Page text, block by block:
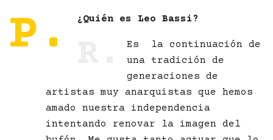
P. ¿Quién es Leo Bassi?
Es la continuación de
una tradición de
generaciones de
artistas muy anarquistas que hemos
amado nuestra independencia
intentando renovar la imagen del